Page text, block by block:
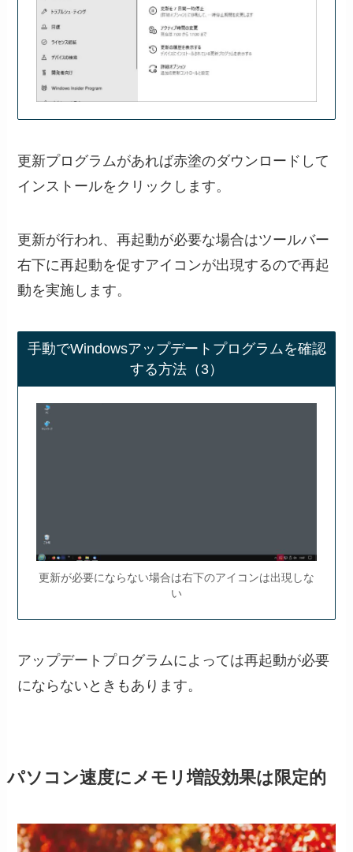
更新プログラムがあれば赤塗のダウンロードして
インストールをクリックします。
更新が行われ、再起動が必要な場合はツールバー
右下に再起動を促すアイコンが出現するので再起
動を実施します。
手動でWindowsアップデートプログラムを確認
する方法（3）
更新が必要にならない場合は右下のアイコンは出現しな
い
アップデートプログラムによっては再起動が必要
にならないときもあります。
パソコン速度にメモリ増設効果は限定的